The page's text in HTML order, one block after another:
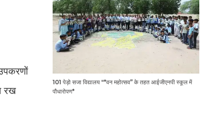
रख
101 पेड़ो सजा विद्यालय "*वन महोत्सव” के तहत आईजीएनपी स्कूल में
पौधारोपण*